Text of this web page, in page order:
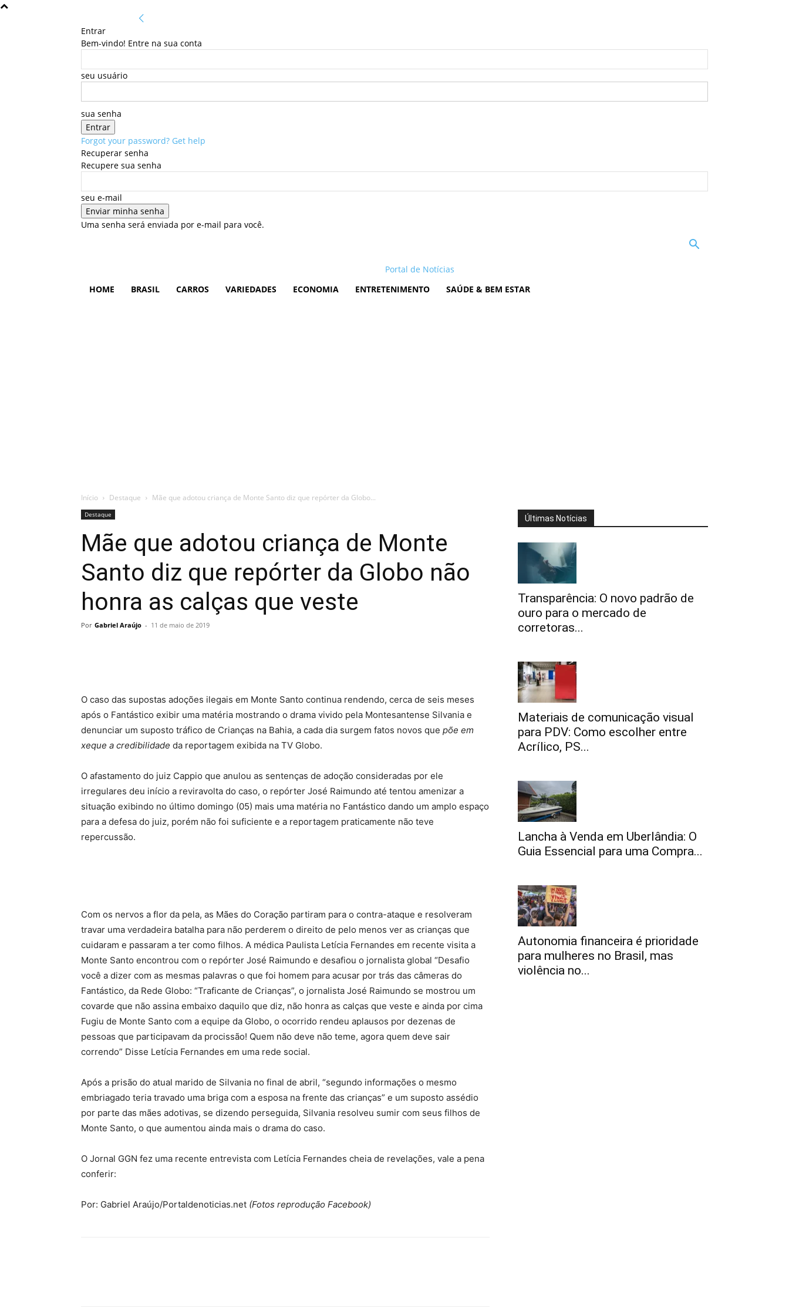
Entrar
Bem-vindo! Entre na sua conta
seu usuário
sua senha
Forgot your password? Get help
Recuperar senha
Recupere sua senha
seu e-mail
Uma senha será enviada por e-mail para você.
Portal de Notícias
HOME
BRASIL CARROS VARIEDADES ECONOMIA ENTRETENIMENTO SAÚDE & BEM ESTAR
Início Destaque Mãe que adotou criança de Monte Santo diz que repórter da Globo...
Destaque
Mãe que adotou criança de Monte
Santo diz que repórter da Globo não
honra as calças que veste
Por Gabriel Araújo - 11 de maio de 2019
O caso das supostas adoções ilegais em Monte Santo continua rendendo, cerca de seis meses
após o Fantástico exibir uma matéria mostrando o drama vivido pela Montesantense Silvania e
denunciar um suposto tráfico de Crianças na Bahia, a cada dia surgem fatos novos que põe em
xeque a credibilidade da reportagem exibida na TV Globo.
O afastamento do juiz Cappio que anulou as sentenças de adoção consideradas por ele
irregulares deu início a reviravolta do caso, o repórter José Raimundo até tentou amenizar a
situação exibindo no último domingo (05) mais uma matéria no Fantástico dando um amplo espaço
para a defesa do juiz, porém não foi suficiente e a reportagem praticamente não teve
repercussão.
Com os nervos a flor da pela, as Mães do Coração partiram para o contra-ataque e resolveram
travar uma verdadeira batalha para não perderem o direito de pelo menos ver as crianças que
cuidaram e passaram a ter como filhos. A médica Paulista Letícia Fernandes em recente visita a
Monte Santo encontrou com o repórter José Raimundo e desafiou o jornalista global “Desafio
você a dizer com as mesmas palavras o que foi homem para acusar por trás das câmeras do
Fantástico, da Rede Globo: “Traficante de Crianças”, o jornalista José Raimundo se mostrou um
covarde que não assina embaixo daquilo que diz, não honra as calças que veste e ainda por cima
Fugiu de Monte Santo com a equipe da Globo, o ocorrido rendeu aplausos por dezenas de
pessoas que participavam da procissão! Quem não deve não teme, agora quem deve sair
correndo” Disse Letícia Fernandes em uma rede social.
Após a prisão do atual marido de Silvania no final de abril, “segundo informações o mesmo
embriagado teria travado uma briga com a esposa na frente das crianças” e um suposto assédio
por parte das mães adotivas, se dizendo perseguida, Silvania resolveu sumir com seus filhos de
Monte Santo, o que aumentou ainda mais o drama do caso.
O Jornal GGN fez uma recente entrevista com Letícia Fernandes cheia de revelações, vale a pena
conferir:
Por: Gabriel Araújo/Portaldenoticias.net (Fotos reprodução Facebook)
Últimas Notícias
Transparência: O novo padrão de
ouro para o mercado de
corretoras...
Materiais de comunicação visual
para PDV: Como escolher entre
Acrílico, PS...
Lancha à Venda em Uberlândia: O
Guia Essencial para uma Compra...
Autonomia financeira é prioridade
para mulheres no Brasil, mas
violência no...